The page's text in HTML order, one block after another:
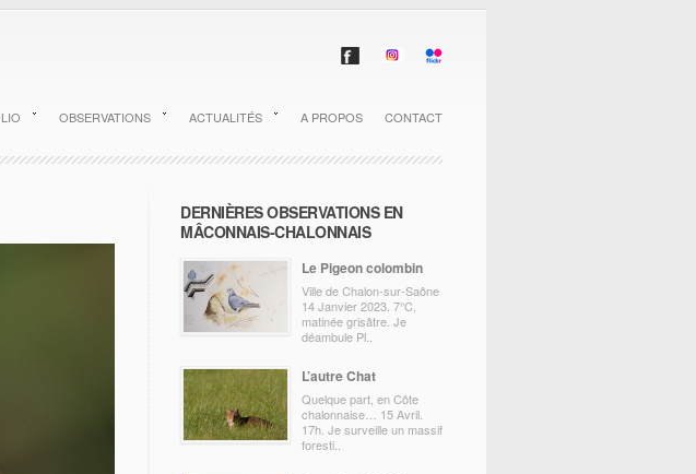
OBSERVATIONS ACTUALITÉS A PROPOS CONTACT
DERNIÈRES OBSERVATIONS EN
MÂCONNAIS-CHALONNAIS
Le Pigeon colombin
Ville de Chalon-sur-Saône
14 Janvier 2023. 7°C,
matinée grisâtre. Je
déambule Pl..
L’autre Chat
Quelque part, en Côte
chalonnaise… 15 Avril.
17h. Je surveille un massif
foresti..